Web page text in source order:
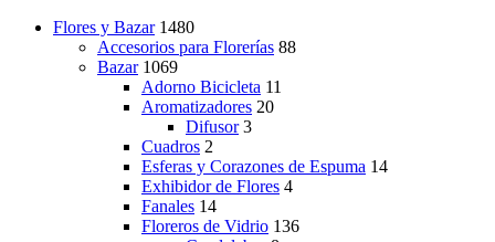
$399.00
Flores y Bazar 1480
Accesorios para Florerías 88
Bazar 1069
Adorno Bicicleta 11
Aromatizadores 20
Difusor 3
Cuadros 2
Esferas y Corazones de Espuma 14
Exhibidor de Flores 4
Fanales 14
Floreros de Vidrio 136